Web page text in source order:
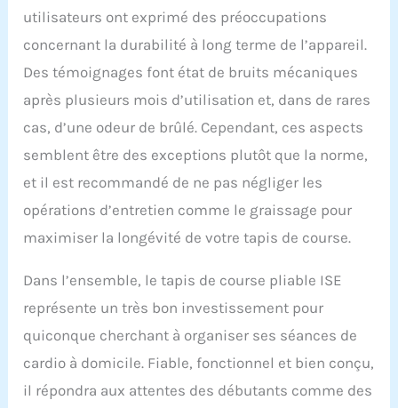
utilisateurs ont exprimé des préoccupations
concernant la durabilité à long terme de l’appareil.
Des témoignages font état de bruits mécaniques
après plusieurs mois d’utilisation et, dans de rares
cas, d’une odeur de brûlé. Cependant, ces aspects
semblent être des exceptions plutôt que la norme,
et il est recommandé de ne pas négliger les
opérations d’entretien comme le graissage pour
maximiser la longévité de votre tapis de course.
Dans l’ensemble, le tapis de course pliable ISE
représente un très bon investissement pour
quiconque cherchant à organiser ses séances de
cardio à domicile. Fiable, fonctionnel et bien conçu,
il répondra aux attentes des débutants comme des